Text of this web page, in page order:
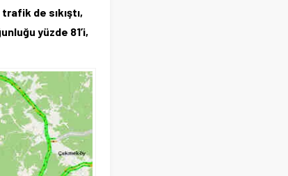
de sıkıştı,
yüzde 81’i,